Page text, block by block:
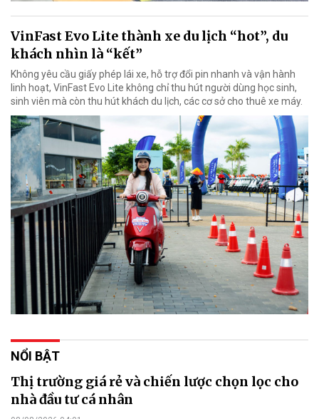
VinFast Evo Lite thành xe du lịch “hot”, du
khách nhìn là “kết”
Không yêu cầu giấy phép lái xe, hỗ trợ đổi pin nhanh và vận hành
linh hoạt, VinFast Evo Lite không chỉ thu hút người dùng học sinh,
sinh viên mà còn thu hút khách du lịch, các cơ sở cho thuê xe máy.
NỔI BẬT
Thị trường giá rẻ và chiến lược chọn lọc cho
nhà đầu tư cá nhân